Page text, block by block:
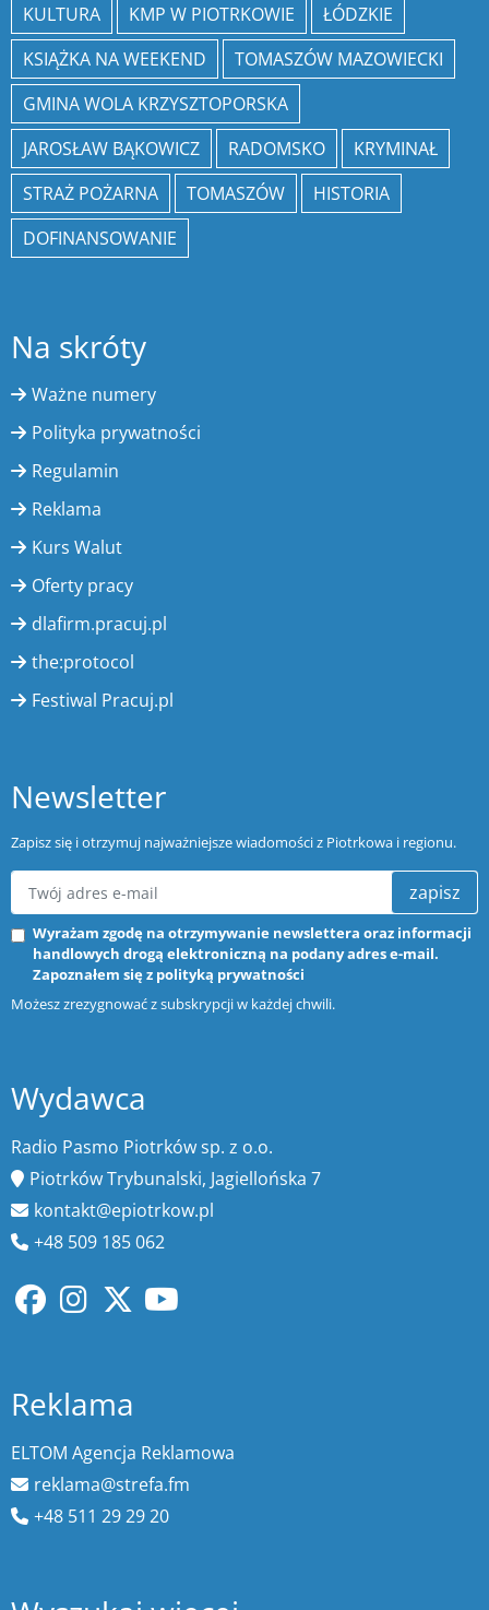
KULTURA
KMP W PIOTRKOWIE
ŁÓDZKIE
KSIĄŻKA NA WEEKEND
TOMASZÓW MAZOWIECKI
GMINA WOLA KRZYSZTOPORSKA
JAROSŁAW BĄKOWICZ
RADOMSKO
KRYMINAŁ
STRAŻ POŻARNA
TOMASZÓW
HISTORIA
DOFINANSOWANIE
Na skróty
Ważne numery
Polityka prywatności
Regulamin
Reklama
Kurs Walut
Oferty pracy
dlafirm.pracuj.pl
the:protocol
Festiwal Pracuj.pl
Newsletter
Zapisz się i otrzymuj najważniejsze wiadomości z Piotrkowa i regionu.
zapisz
Wyrażam zgodę na otrzymywanie newslettera oraz informacji
handlowych drogą elektroniczną na podany adres e-mail.
Zapoznałem się z polityką prywatności
Możesz zrezygnować z subskrypcji w każdej chwili.
Wydawca
Radio Pasmo Piotrków sp. z o.o.
Piotrków Trybunalski, Jagiellońska 7
kontakt@epiotrkow.pl
+48 509 185 062
Reklama
ELTOM Agencja Reklamowa
reklama@strefa.fm
+48 511 29 29 20